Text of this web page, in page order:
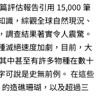
評估報告引用 15,000 筆
識，綜觀全球自然現況、
調查結果著實令人震驚。
滅絕速度加劇，目前，大
中甚至有許多物種在數十
可說是史無前例。 在這些
造礁珊瑚，以及超過三